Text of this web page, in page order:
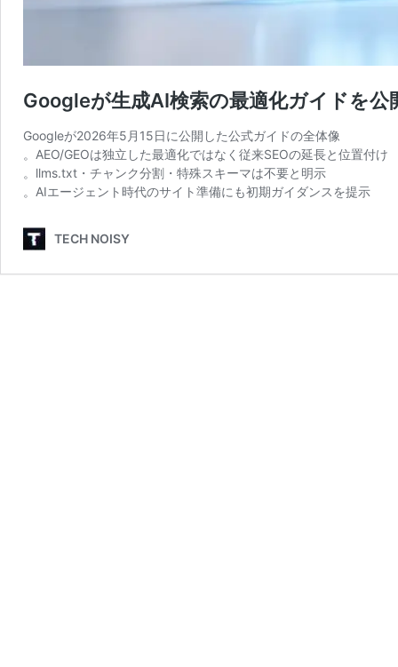
Googleが生成AI検索の最適化ガイドを公
Googleが2026年5月15日に公開した公式ガイドの全体像
。AEO/GEOは独立した最適化ではなく従来SEOの延長と位置付け
。llms.txt・チャンク分割・特殊スキーマは不要と明示
。AIエージェント時代のサイト準備にも初期ガイダンスを提示
TECH NOISY